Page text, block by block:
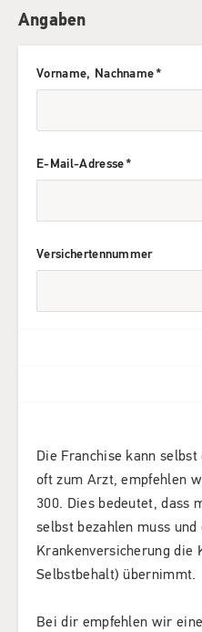
Angaben
Vorname, Nachname*
E-Mail-Adresse*
Versichertennummer
Die Franchise kann
oft zum Arzt, empfehlen
300. Dies bedeutet, dass
selbst bezahlen muss und
Krankenversicherung die
Selbstbehalt) übernimmt.
Bei dir empfehlen wir